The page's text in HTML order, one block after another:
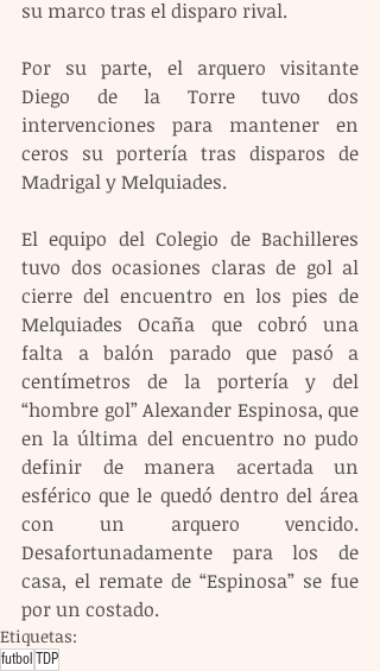
su marco tras el disparo rival.
Por su parte, el arquero visitante
Diego de la Torre tuvo dos
intervenciones para mantener en
ceros su portería tras disparos de
Madrigal y Melquiades.
El equipo del Colegio de Bachilleres
tuvo dos ocasiones claras de gol al
cierre del encuentro en los pies de
Melquiades Ocaña que cobró una
falta a balón parado que pasó a
centímetros de la portería y del
“hombre gol” Alexander Espinosa, que
en la última del encuentro no pudo
definir de manera acertada un
esférico que le quedó dentro del área
con un arquero vencido.
Desafortunadamente para los de
casa, el remate de “Espinosa” se fue
por un costado.
Etiquetas:
futbolTDP